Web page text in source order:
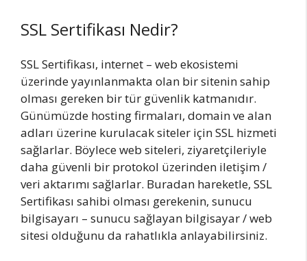
SSL Sertifikası Nedir?
SSL Sertifikası, internet – web ekosistemi
üzerinde yayınlanmakta olan bir sitenin sahip
olması gereken bir tür güvenlik katmanıdır.
Günümüzde hosting firmaları, domain ve alan
adları üzerine kurulacak siteler için SSL hizmeti
sağlarlar. Böylece web siteleri, ziyaretçileriyle
daha güvenli bir protokol üzerinden iletişim /
veri aktarımı sağlarlar. Buradan hareketle, SSL
Sertifikası sahibi olması gerekenin, sunucu
bilgisayarı – sunucu sağlayan bilgisayar / web
sitesi olduğunu da rahatlıkla anlayabilirsiniz.